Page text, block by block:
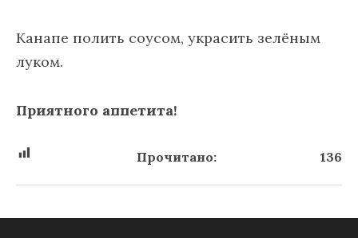
Канапе полить соусом, украсить зелёным
луком.
Приятного аппетита!
Прочитано: 136